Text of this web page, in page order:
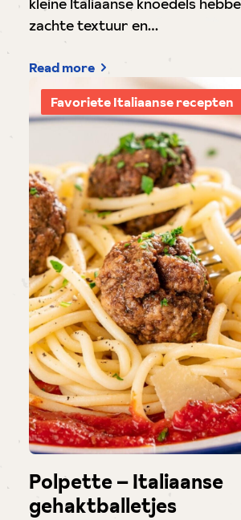
zachte textuur en…
Read more
Favoriete Italiaanse recepten
Polpette – Italiaanse
gehaktballetjes